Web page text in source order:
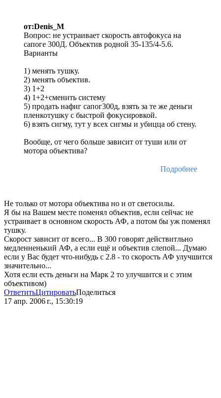
от:Denis_M
Вопрос: не устраивает скорость автофокуса на
сапоге 300Д. Объектив родной 35-135/4-5.6.
Варианты
1) менять тушку.
2) менять объектив.
3) 1+2
4) 1+2+сменить систему
5) продать нафиг сапог300д, взять за те же деньги
пленкотушку с быстрой фокусировкой.
6) взять сигму, тут у всех сигмы и убицца об стену.
Вообще, от чего больше зависит от туши или от
мотора объектива?
Подробнее
Не только от мотора объектива но и от светосилы.
Я бы на Вашем месте поменял объектив, если сейчас не
устраивает в основном скорость АФ, а потом бы уж поменял
тушку.
Скорост зависит от всего... В 300 говорят действитльно
медленненький АФ, а если ещё и объектив слепой... Думаю
если у Вас будет что-нибудь с 2.8 - то скорость АФ улучшится
значительно...
Хотя если есть деньги на Марк 2 то улучшится и с этим
объективом)
ОтветитьЦитироватьПоделиться
17 апр. 2006 г., 15:30:19